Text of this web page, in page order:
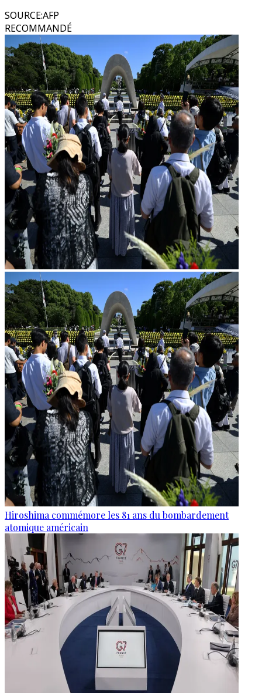
SOURCE:AFP
RECOMMANDÉ
Hiroshima commémore les 81 ans du bombardement
atomique américain